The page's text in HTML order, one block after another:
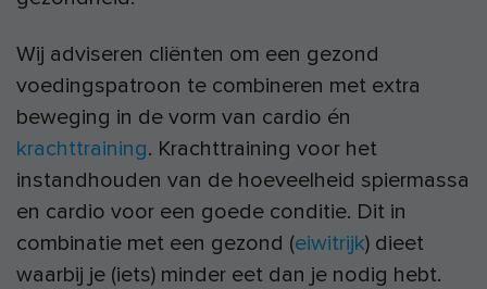
Wij adviseren cliënten om een gezond
voedingspatroon te combineren met extra
beweging in de vorm van cardio én
krachttraining. Krachttraining voor het
instandhouden van de hoeveelheid spiermassa
en cardio voor een goede conditie. Dit in
combinatie met een gezond (eiwitrijk) dieet
waarbij je (iets) minder eet dan je nodig hebt.